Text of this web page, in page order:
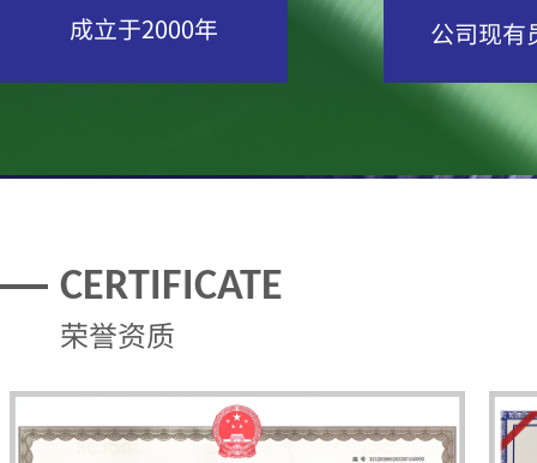
公司现有
成立于2000年
荣誉资质
CERTIFICATE